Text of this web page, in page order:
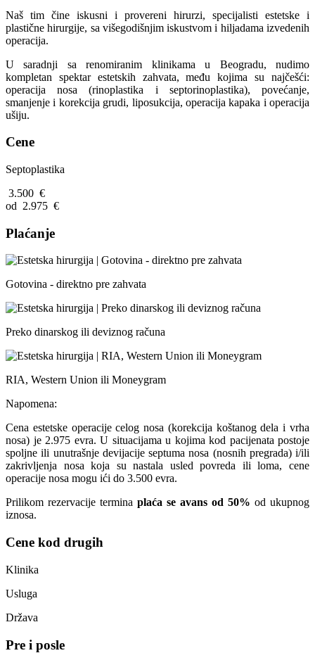
Naš tim čine iskusni i provereni hirurzi, specijalisti estetske i
plastične hirurgije, sa višegodišnjim iskustvom i hiljadama izvedenih
operacija.
U saradnji sa renomiranim klinikama u Beogradu, nudimo
kompletan spektar estetskih zahvata, među kojima su najčešći:
operacija nosa (rinoplastika i septorinoplastika), povećanje,
smanjenje i korekcija grudi, liposukcija, operacija kapaka i operacija
ušiju.
Cene
Septoplastika
3.500 €
od 2.975 €
Plaćanje
Gotovina - direktno pre zahvata
Preko dinarskog ili deviznog računa
RIA, Western Union ili Moneygram
Napomena:
Cena estetske operacije celog nosa (korekcija koštanog dela i vrha
nosa) je 2.975 evra. U situacijama u kojima kod pacijenata postoje
spoljne ili unutrašnje devijacije septuma nosa (nosnih pregrada) i/ili
zakrivljenja nosa koja su nastala usled povreda ili loma, cene
operacije nosa mogu ići do 3.500 evra.
Prilikom rezervacije termina plaća se avans od 50% od ukupnog
iznosa.
Cene kod drugih
Klinika
Usluga
Država
Pre i posle